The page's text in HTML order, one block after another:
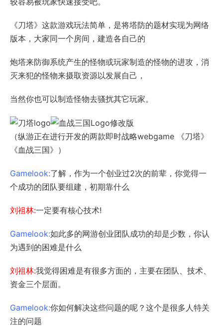
《刀塔》这款游戏玩法简单，是将塔防的题材实现为网络
版本，大家同一个房间，建造各自己的
炮塔来防御系统产生的怪物或玩家制造的怪物的进攻，消
灭来犯的怪物来摄取资源以发展自己，
当然你也可以制造怪物去骚扰其它玩家。
（纵游正在进行开发的两款即时战略webgame 《刀塔》
《血战三国》）
Gamelook:了解，作为一个创业过2次的前辈，你觉得一
个成功的团队要组建，初期靠什么
刘祖林:一定要有核心技术!
Gamelook:如此多的网游创业团队成功的却是少数，你认
为遇到的困难是什么
刘祖林:我觉得困难是有很多方面的，主要在团队、技术、
资金三个层面。
Gamelook:你如何解决这些问题的呢？这个是很多人特关
注的问题